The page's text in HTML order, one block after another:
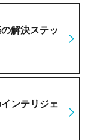
解決ステッ
ンテリジェ